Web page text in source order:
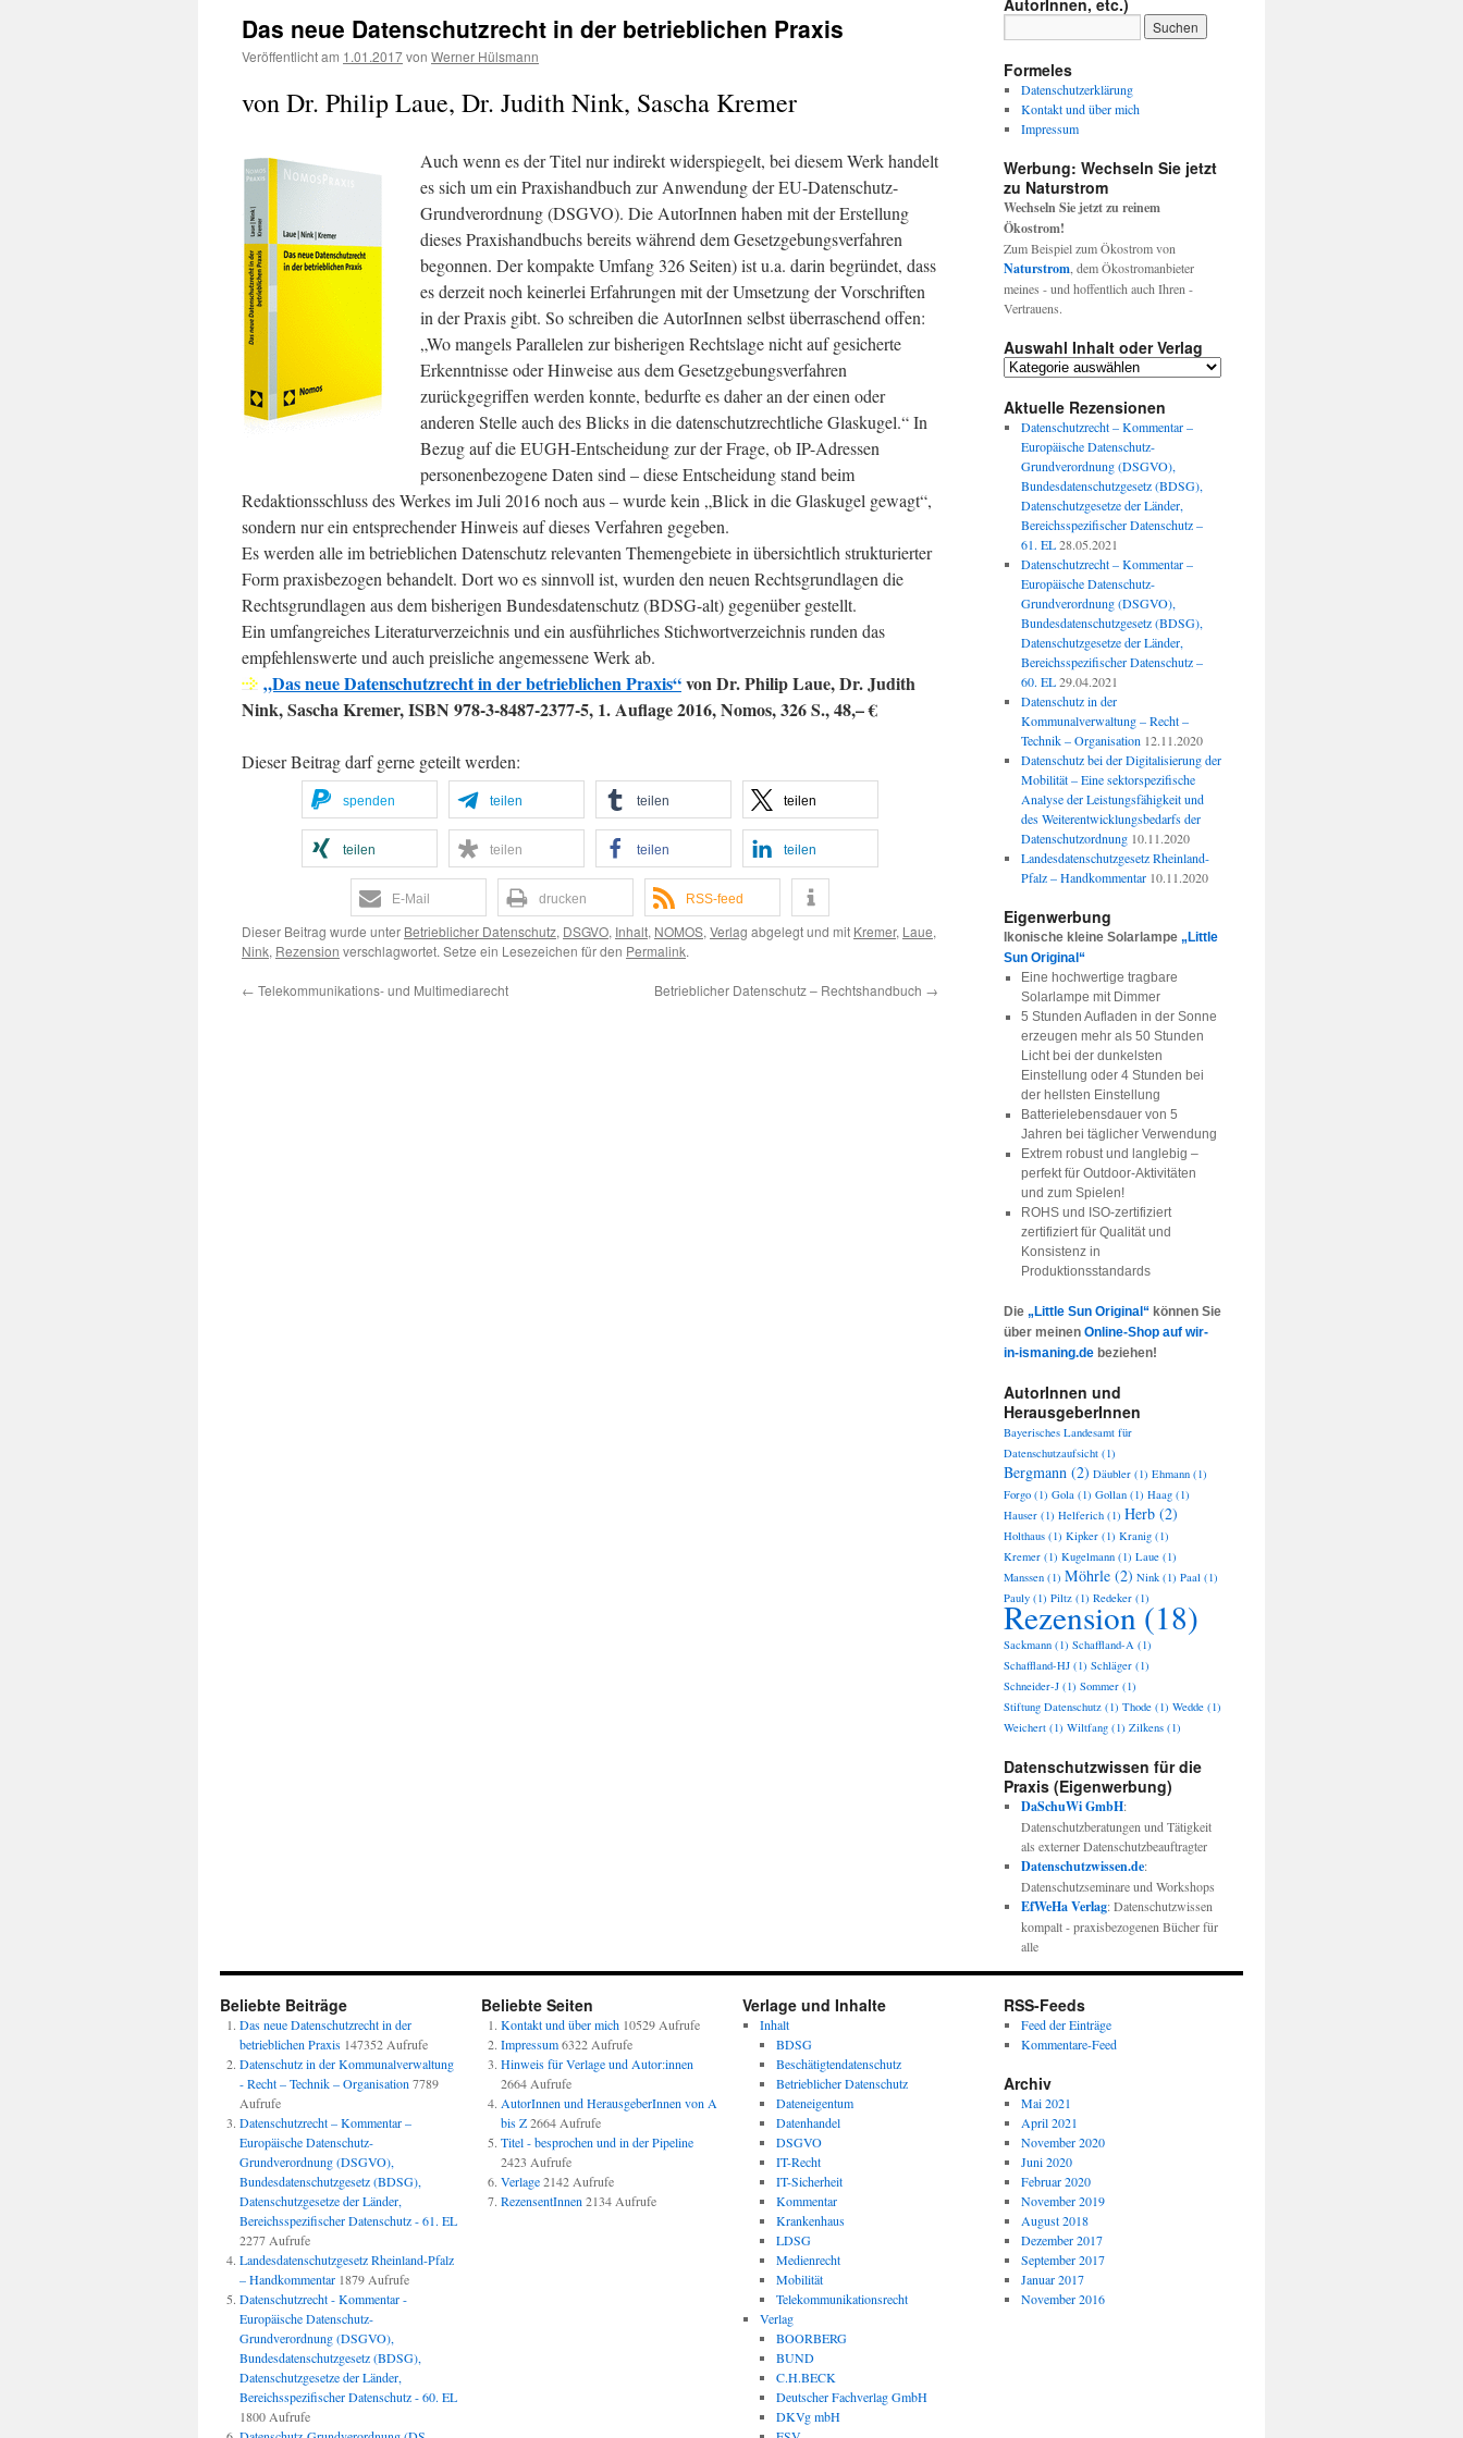
Das neue Datenschutzrecht in der betrieblichen Praxis
Veröffentlicht am 1.01.2017von Werner Hülsmann
von Dr. Philip Laue, Dr. Judith Nink, Sascha Kremer
Auch wenn es der Titel nur indirekt widerspiegelt, bei diesem Werk handelt
es sich um ein Praxishandbuch zur Anwendung der EU-Datenschutz-
Grundverordnung (DSGVO). Die AutorInnen haben mit der Erstellung
dieses Praxishandbuchs bereits während dem Gesetzgebungsverfahren
begonnen. Der kompakte Umfang 326 Seiten) ist u.a. darin begründet, dass
es derzeit noch keinerlei Erfahrungen mit der Umsetzung der Vorschriften
in der Praxis gibt. So schreiben die AutorInnen selbst überraschend offen:
„Wo mangels Parallelen zur bisherigen Rechtslage nicht auf gesicherte
Erkenntnisse oder Hinweise aus dem Gesetzgebungsverfahren
zurückgegriffen werden konnte, bedurfte es daher an der einen oder
anderen Stelle auch des Blicks in die datenschutzrechtliche Glaskugel.“ In
Bezug auf die EUGH-Entscheidung zur der Frage, ob IP-Adressen
personenbezogene Daten sind – diese Entscheidung stand beim
Redaktionsschluss des Werkes im Juli 2016 noch aus – wurde kein „Blick in die Glaskugel gewagt“,
sondern nur ein entsprechender Hinweis auf dieses Verfahren gegeben.
Es werden alle im betrieblichen Datenschutz relevanten Themengebiete in übersichtlich strukturierter
Form praxisbezogen behandelt. Dort wo es sinnvoll ist, wurden den neuen Rechtsgrundlagen die
Rechtsgrundlagen aus dem bisherigen Bundesdatenschutz (BDSG-alt) gegenüber gestellt.
Ein umfangreiches Literaturverzeichnis und ein ausführliches Stichwortverzeichnis runden das
empfehlenswerte und auch preisliche angemessene Werk ab.
„Das neue Datenschutzrecht in der betrieblichen Praxis“von Dr. Philip Laue, Dr. Judith
Nink, Sascha Kremer, ISBN 978-3-8487-2377-5, 1. Auflage 2016, Nomos, 326 S., 48,– €
Dieser Beitrag darf gerne geteilt werden:
spenden teilen teilen teilen
teilen teilen teilen teilen
E-Mail drucken RSS-feed
Dieser Beitrag wurde unter Betrieblicher Datenschutz, DSGVO, Inhalt, NOMOS, Verlag abgelegt und mit Kremer, Laue,
Nink, Rezension verschlagwortet. Setze ein Lesezeichen für den Permalink.
← Telekommunikations- und Multimediarecht Betrieblicher Datenschutz – Rechtshandbuch →
AutorInnen, etc.)
Formeles
Datenschutzerklärung
Kontakt und über mich
Impressum
Werbung: Wechseln Sie jetzt
zu Naturstrom
Wechseln Sie jetzt zu reinem
Ökostrom!
Zum Beispiel zum Ökostrom von
Naturstrom , dem Ökostromanbieter
meines - und hoffentlich auch Ihren -
Vertrauens.
Auswahl Inhalt oder Verlag
Auswahl
oder
Verlag
Aktuelle Rezensionen
Datenschutzrecht – Kommentar –
Europäische Datenschutz-
Grundverordnung (DSGVO),
Bundesdatenschutzgesetz (BDSG),
Datenschutzgesetze der Länder,
Bereichsspezifischer Datenschutz –
61. EL 28.05.2021
Datenschutzrecht – Kommentar –
Europäische Datenschutz-
Grundverordnung (DSGVO),
Bundesdatenschutzgesetz (BDSG),
Datenschutzgesetze der Länder,
Bereichsspezifischer Datenschutz –
60. EL 29.04.2021
Datenschutz in der
Kommunalverwaltung – Recht –
Technik – Organisation 12.11.2020
Datenschutz bei der Digitalisierung der
Mobilität – Eine sektorspezifische
Analyse der Leistungsfähigkeit und
des Weiterentwicklungsbedarfs der
Datenschutzordnung 10.11.2020
Landesdatenschutzgesetz Rheinland-
Pfalz – Handkommentar 10.11.2020
Eigenwerbung
Ikonische kleine Solarlampe „Little
Sun Original“
Eine hochwertige tragbare
Solarlampe mit Dimmer
5 Stunden Aufladen in der Sonne
erzeugen mehr als 50 Stunden
Licht bei der dunkelsten
Einstellung oder 4 Stunden bei
der hellsten Einstellung
Batterielebensdauer von 5
Jahren bei täglicher Verwendung
Extrem robust und langlebig –
perfekt für Outdoor-Aktivitäten
und zum Spielen!
ROHS und ISO-zertifiziert
zertifiziert für Qualität und
Konsistenz in
Produktionsstandards
Die „Little Sun Original“ können Sie
über meinen Online-Shop auf wir-
in-ismaning.de beziehen!
AutorInnen und
HerausgeberInnen
Bayerisches Landesamt für
Datenschutzaufsicht (1)
Bergmann (2) Däubler (1) Ehmann (1)
Forgo (1) Gola (1) Gollan (1) Haag (1)
Hauser (1) Helferich (1) Herb (2)
Holthaus (1) Kipker (1) Kranig (1)
Kremer (1) Kugelmann (1) Laue (1)
Manssen (1) Möhrle (2) Nink (1) Paal (1)
Pauly (1) Piltz (1) Redeker (1)
Rezension(18)
Sackmann (1) Schaffland-A (1)
Schaffland-HJ (1) Schläger (1)
Schneider-J (1) Sommer (1)
Stiftung Datenschutz (1) Thode (1) Wedde (1)
Weichert (1) Wiltfang (1) Zilkens (1)
Datenschutzwissen für die
Praxis (Eigenwerbung)
DaSchuWi GmbH:
Datenschutzberatungen und Tätigkeit
als externer Datenschutzbeauftragter
Datenschutzwissen.de:
Datenschutzseminare und Workshops
EfWeHa Verlag: Datenschutzwissen
kompalt - praxisbezogenen Bücher für
alle
Beliebte Beiträge
Das neue Datenschutzrecht in der
betrieblichen Praxis 147352 Aufrufe
Datenschutz in der Kommunalverwaltung
- Recht – Technik – Organisation 7789
Aufrufe
Datenschutzrecht – Kommentar –
Europäische Datenschutz-
Grundverordnung (DSGVO),
Bundesdatenschutzgesetz (BDSG),
Datenschutzgesetze der Länder,
Bereichsspezifischer Datenschutz - 61. EL
2277 Aufrufe
Landesdatenschutzgesetz Rheinland-Pfalz
– Handkommentar 1879 Aufrufe
Datenschutzrecht - Kommentar -
Europäische Datenschutz-
Grundverordnung (DSGVO),
Bundesdatenschutzgesetz (BDSG),
Datenschutzgesetze der Länder,
Bereichsspezifischer Datenschutz - 60. EL
1800 Aufrufe
Beliebte Seiten
Kontakt und über mich 10529 Aufrufe
Impressum6322 Aufrufe
Hinweis für Verlage und Autor:innen
2664 Aufrufe
AutorInnen und HerausgeberInnen von A
bis Z2664 Aufrufe
Titel - besprochen und in der Pipeline
2423 Aufrufe
Verlage2142 Aufrufe
RezensentInnen 2134 Aufrufe
Verlage und Inhalte
Inhalt
BDSG
Beschätigtendatenschutz
Betrieblicher Datenschutz
Dateneigentum
Datenhandel
DSGVO
IT-Recht
IT-Sicherheit
Kommentar
Krankenhaus
LDSG
Medienrecht
Mobilität
Telekommunikationsrecht
Verlag
BOORBERG
BUND
C.H.BECK
Deutscher Fachverlag GmbH
DKVg mbH
RSS-Feeds
Feed der Einträge
Kommentare-Feed
Archiv
Mai 2021
April 2021
November 2020
Juni 2020
Februar 2020
November 2019
August 2018
Dezember 2017
September 2017
Januar 2017
November 2016